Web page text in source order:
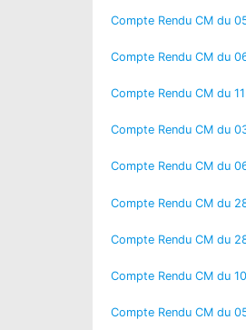
Compte Rendu CM du
Compte Rendu CM du
Compte Rendu CM du
Compte Rendu CM du
Compte Rendu CM du
Compte Rendu CM du
Compte Rendu CM du
Compte Rendu CM du
Compte Rendu CM du